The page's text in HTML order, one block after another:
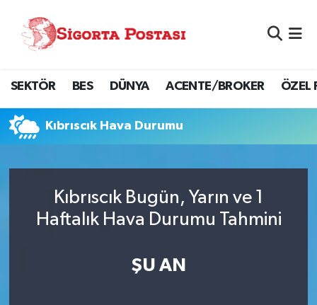
SEKTÖR BES DÜNYA ACENTE/BROKER ÖZEL
Kıbrıscık Hava Durumu
Kıbrıscık Bugün, Yarın ve 1
Haftalık Hava Durumu Tahmini
ŞU AN
Nöbetçi Eczaneler
Hava Durumu
Namaz Vakitleri
Süper Lig Puan Durumu ve Fikstür
Son Dakika Haberleri